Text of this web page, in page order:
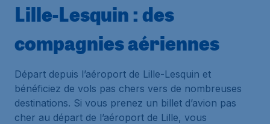
Lille-Lesquin : des
compagnies aériennes
Départ depuis l’aéroport de Lille-Lesquin et
bénéficiez de vols pas chers vers de nombreuses
destinations. Si vous prenez un billet d’avion pas
cher au départ de l’aéroport de Lille, vous